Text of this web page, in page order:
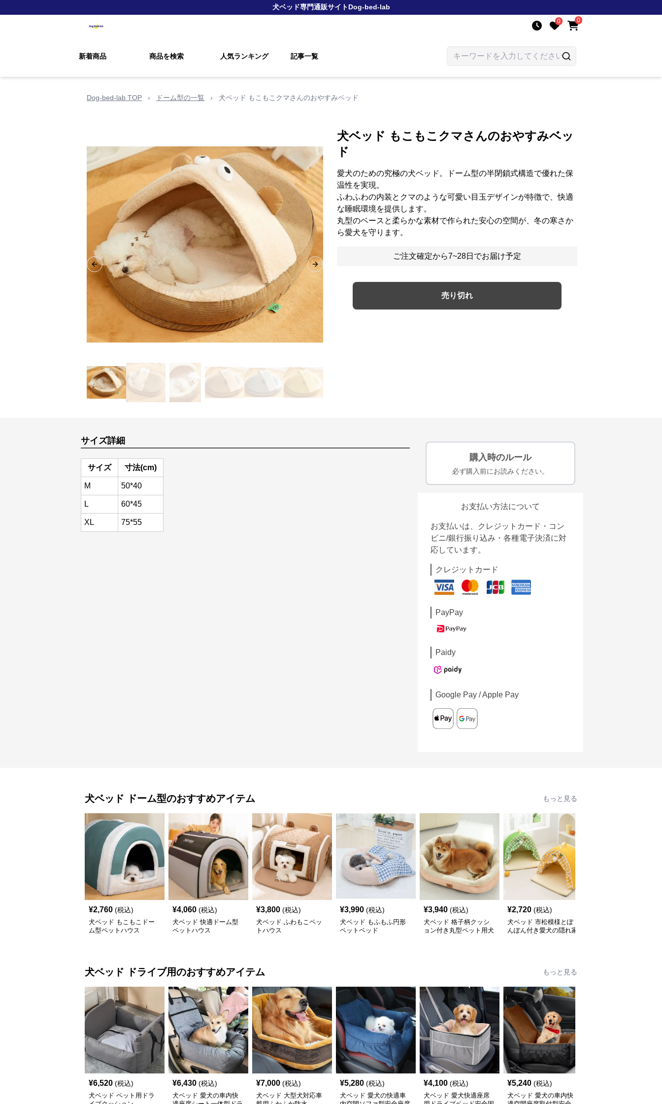
犬ベッド専門通販サイトDog-bed-lab
0 0
新着商品 商品を検索 人気ランキング 記事一覧
Dog-bed-lab TOP › ドーム型の一覧 › 犬ベッド もこもこクマさんのおやすみベッド
Previous slide Next slide
犬ベッド もこもこクマさんのおやすみベッ
ド
愛犬のための究極の犬ベッド。ドーム型の半閉鎖式構造で優れた保
温性を実現。
ふわふわの内装とクマのような可愛い目玉デザインが特徴で、快適
な睡眠環境を提供します。
丸型のベースと柔らかな素材で作られた安心の空間が、冬の寒さか
ら愛犬を守ります。
ご注文確定から7~28日でお届け予定
売り切れ
サイズ詳細
サイズ 寸法(cm)
M 50*40
L 60*45
XL 75*55
購入時のルール
必ず購入前にお読みください。
お支払い方法について
お支払いは、クレジットカード・コン
ビニ/銀行振り込み・各種電子決済に対
応しています。
クレジットカード
PayPay
Paidy
Google Pay / Apple Pay
犬ベッド ドーム型のおすすめアイテム もっと見る
¥2,760 (税込)
犬ベッド もこもこドー
ム型ペットハウス
¥4,060 (税込)
犬ベッド 快適ドーム型
ペットハウス
¥3,800 (税込)
犬ベッド ふわもこペッ
トハウス
¥3,990 (税込)
犬ベッド もふもふ円形
ペットベッド
¥3,940 (税込)
犬ベッド 格子柄クッシ
ョン付き丸型ペット用犬
¥2,720 (税込)
犬ベッド 市松模様とぽ
んぽん付き愛犬の隠れ家
犬ベッド ドライブ用のおすすめアイテム もっと見る
¥6,520 (税込)
犬ベッド ペット用ドラ
¥6,430 (税込)
犬ベッド 愛犬の車内快
¥7,000 (税込)
犬ベッド 大型犬対応車
¥5,280 (税込)
犬ベッド 愛犬の快適車
¥4,100 (税込)
犬ベッド 愛犬快適座席
¥5,240 (税込)
犬ベッド 愛犬の車内快